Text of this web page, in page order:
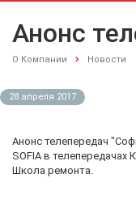
Анонс
О Компании Новости
28 апреля 2017
Анонс телепередач
SOFIA в телепередачах
Школа ремонта.